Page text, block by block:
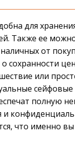
для
Также ее
от
сохранности
или
сейфовые
полную
что именно